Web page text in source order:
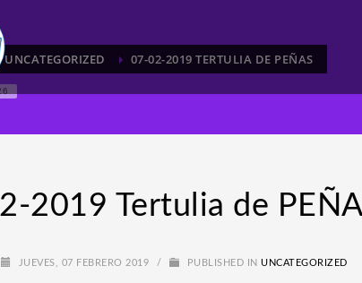
UNCATEGORIZED 07-02-2019 TERTULIA DE PEÑAS
2019 Tertulia de
JUEVES, 07 FEBRERO 2019 / PUBLISHED IN UNCATEGORIZED